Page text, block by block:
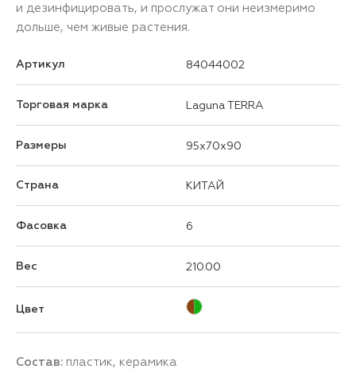
и дезинфицировать, и прослужат они неизмеримо
дольше, чем живые растения.
Артикул 84044002
Торговая марка Laguna TERRA
Размеры 95x70x90
Страна КИТАЙ
Фасовка 6
Вес 210.00
Цвет
Состав: пластик, керамика